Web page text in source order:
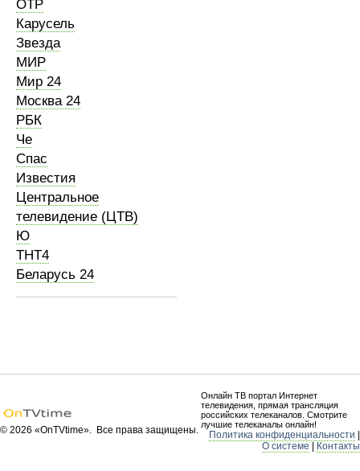
ОТР
Карусель
Звезда
МИР
Мир 24
Москва 24
РБК
Че
Спас
Известия
Центральное
телевидение (ЦТВ)
Ю
ТНТ4
Беларусь 24
© 2026 «OnTVtime». Все права защищены.
Онлайн ТВ портал Интернет
телевидения, прямая трансляция
российских телеканалов. Смотрите
лучшие телеканалы онлайн!
Политика конфиденциальности
О системе
Контакты